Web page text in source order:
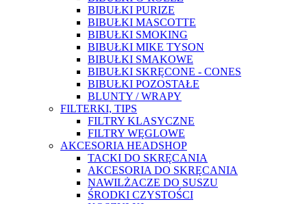
BIBUŁKI PURIZE
BIBUŁKI MASCOTTE
BIBUŁKI SMOKING
BIBUŁKI MIKE TYSON
BIBUŁKI SMAKOWE
BIBUŁKI SKRĘCONE - CONES
BIBUŁKI POZOSTAŁE
BLUNTY / WRAPY
FILTERKI, TIPS
FILTRY KLASYCZNE
FILTRY WĘGLOWE
AKCESORIA HEADSHOP
TACKI DO SKRĘCANIA
AKCESORIA DO SKRĘCANIA
NAWILŻACZE DO SUSZU
ŚRODKI CZYSTOŚCI